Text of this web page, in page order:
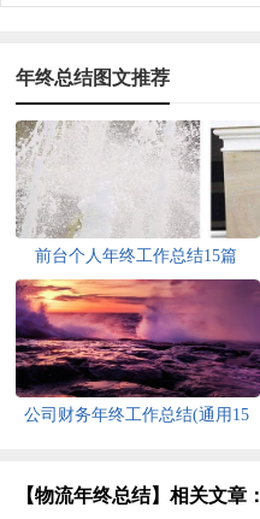
年终总结图文推荐
前台个人年终工作总结15篇
公司财务年终工作总结(通用15
【物流年终总结】相关文章：